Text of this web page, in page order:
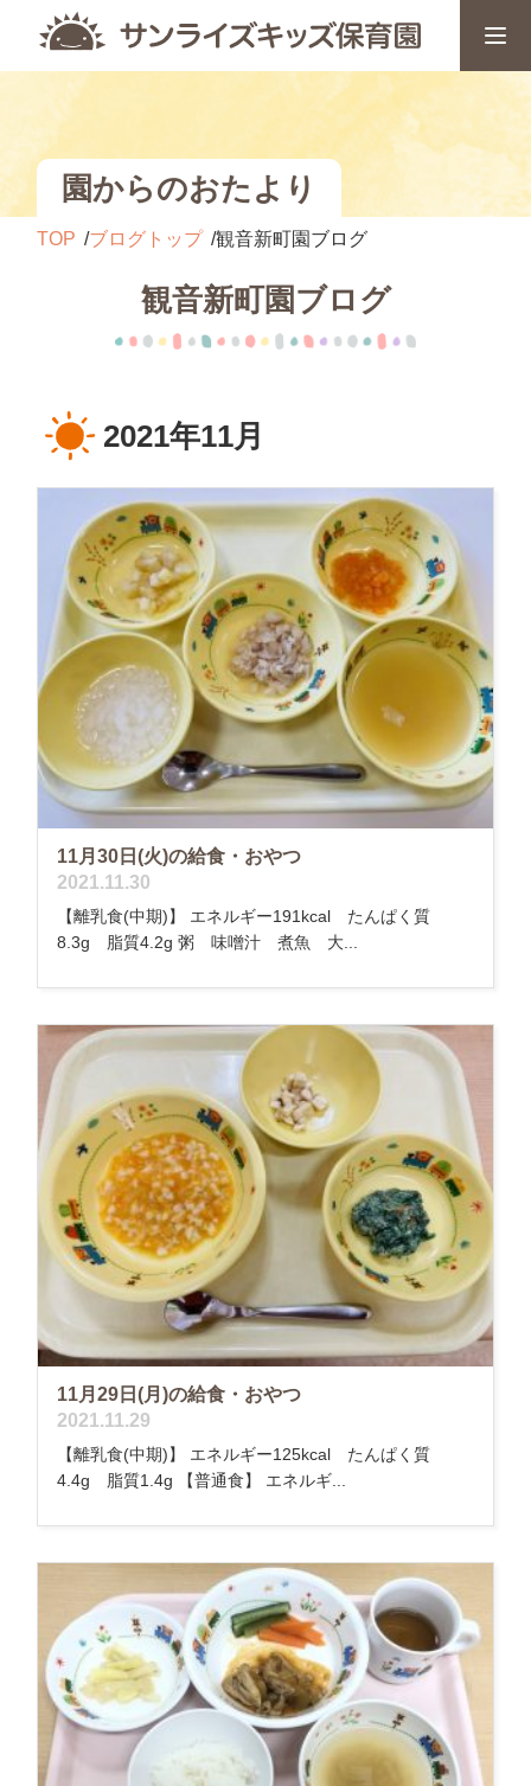
園からのおたより
TOP ブログトップ 観音新町園ブログ
観音新町園ブログ
2021年11月
11月30日(火)の給食・おやつ
2021.11.30
【離乳食(中期)】 エネルギー191kcal たんぱく質
8.3g 脂質4.2g 粥 味噌汁 煮魚 大...
11月29日(月)の給食・おやつ
2021.11.29
【離乳食(中期)】 エネルギー125kcal たんぱく質
4.4g 脂質1.4g 【普通食】 エネルギ...